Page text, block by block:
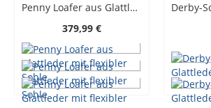
Penny Loafer aus Glattleder mit flexibler Sohle
379,99 €